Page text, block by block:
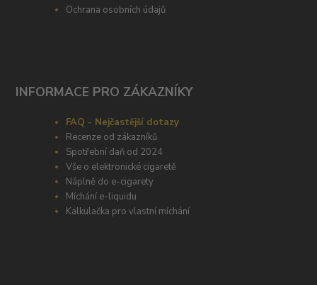
Ochrana osobních údajů
INFORMACE PRO ZÁKAZNÍKY
FAQ - Nejčastější dotazy
Recenze od zákazníků
Spotřební daň od 2024
Vše o elektronické cigaretě
Náplně do e-cigarety
Míchání e-liquidu
Kalkulačka pro vlastní míchání